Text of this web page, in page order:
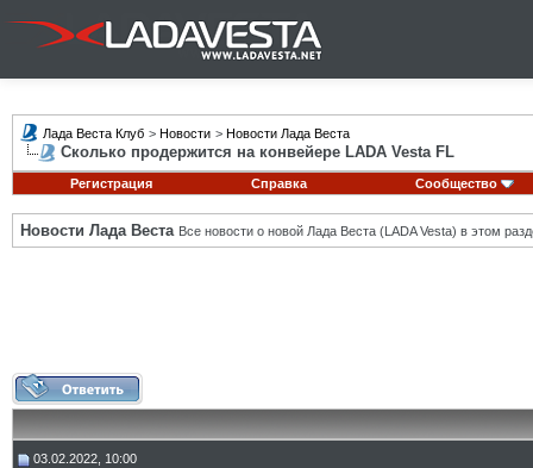
Лада Веста Клуб > Новости > Новости Лада Веста
Сколько продержится на конвейере LADA Vesta FL
Регистрация Справка Сообщество
Новости Лада Веста Все новости о новой Лада Веста (LADA Vesta) в этом
03.02.2022, 10:00